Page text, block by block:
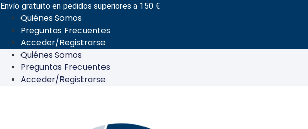
Ir
contenido
Envío gratuito en pedidos superiores a 150 €
Quiénes Somos
Preguntas Frecuentes
Acceder/Registrarse
Quiénes Somos
Preguntas Frecuentes
Acceder/Registrarse